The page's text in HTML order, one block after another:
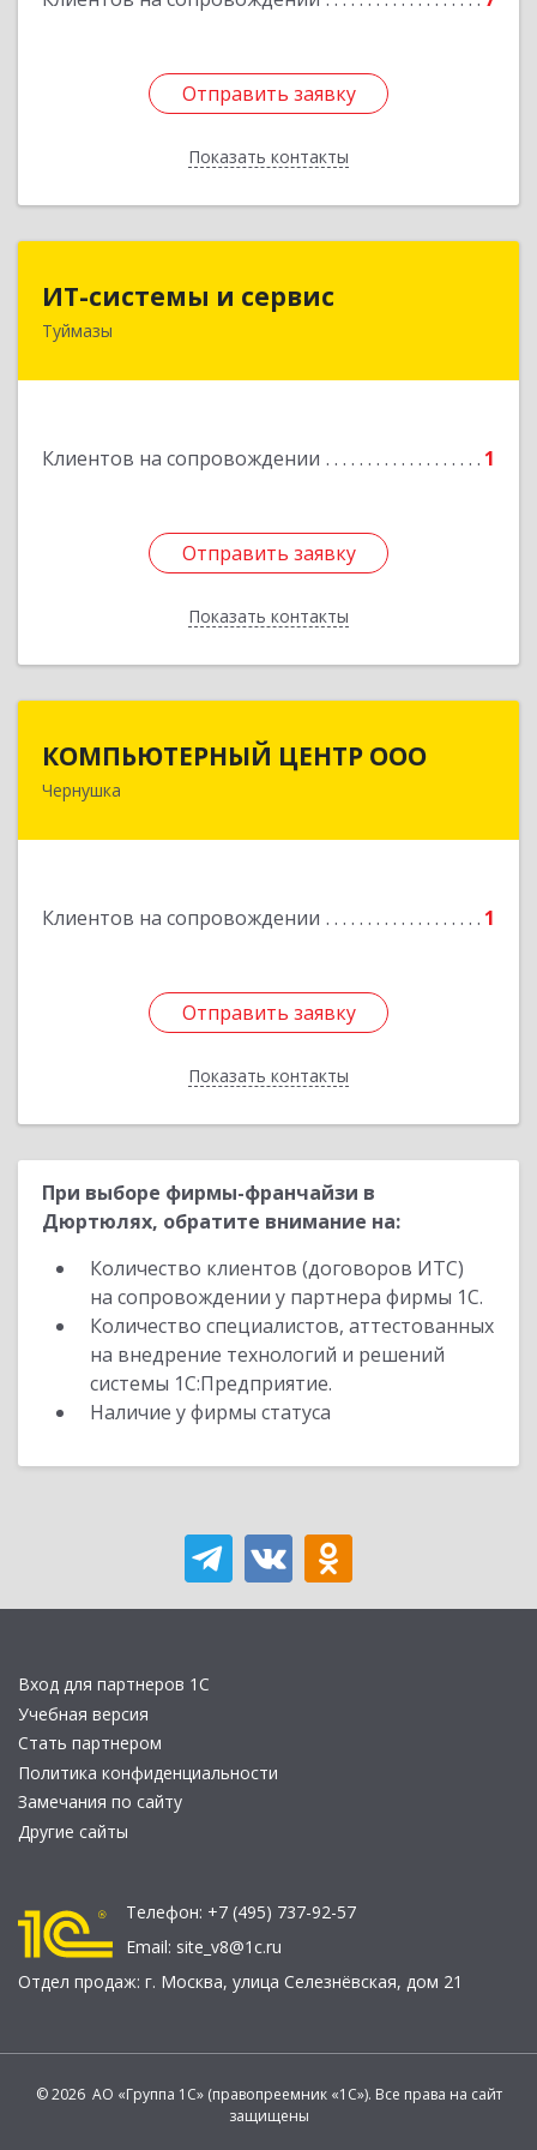
Отправить заявку
Показать контакты
Отправить заявку
Назад
ИТ-системы и сервис
Туймазы
Клиентов на сопровождении 1
Отправить заявку
Показать контакты
Подробнее
Отправить заявку
Назад
КОМПЬЮТЕРНЫЙ ЦЕНТР ООО
Чернушка
Клиентов на сопровождении 1
Отправить заявку
Показать контакты
КОМПЬЮТЕРНЫЙ ЦЕНТР ООО
Отправить заявку
Назад
При выборе фирмы-франчайзи в
Дюртюлях, обратите внимание на:
Количество клиентов (договоров ИТС)
на сопровождении у партнера фирмы 1С.
Количество специалистов, аттестованных
на внедрение технологий и решений
системы 1С:Предприятие.
Наличие у фирмы статуса
Вход для партнеров 1С
Учебная версия
Стать партнером
Политика конфиденциальности
Замечания по сайту
Другие сайты
Телефон: +7 (495) 737-92-57
Email: site_v8@1c.ru
Отдел продаж: г. Москва, улица Селезнёвская, дом 21
© 2026 АО «Группа 1С» (правопреемник «1С»). Все права на сайт
защищены